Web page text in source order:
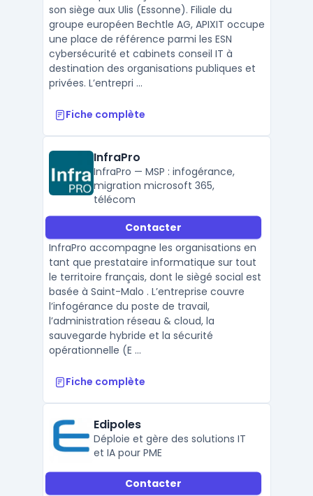
son siège aux Ulis (Essonne). Filiale du
groupe européen Bechtle AG, APIXIT occupe
une place de référence parmi les ESN
cybersécurité et cabinets conseil IT à
destination des organisations publiques et
privées. L’entrepri ...
Fiche complète
InfraPro
InfraPro — MSP : infogérance,
migration microsoft 365,
télécom
Contacter
InfraPro accompagne les organisations en
tant que prestataire informatique sur tout
le territoire français, dont le siègé social est
basée à Saint-Malo . L’entreprise couvre
l’infogérance du poste de travail,
l’administration réseau & cloud, la
sauvegarde hybride et la sécurité
opérationnelle (E ...
Fiche complète
Edipoles
Déploie et gère des solutions IT
et IA pour PME
Contacter